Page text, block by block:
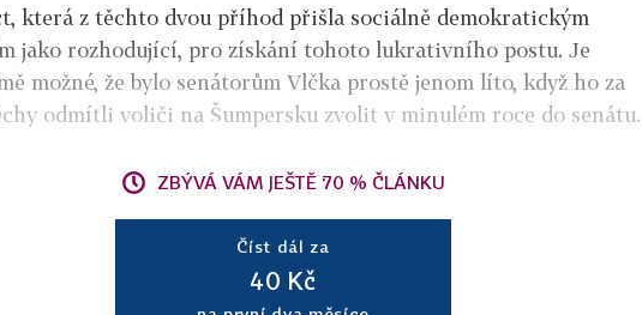
která z těchto dvou příhod přišla sociálně demokratickým
jako rozhodující, pro získání tohoto lukrativního postu. Je
možné, že bylo senátorům Vlčka prostě jenom líto, když ho za
odmítli voliči na Šumpersku zvolit v minulém roce do senátu.
ZBÝVÁ VÁM JEŠTĚ 70 % ČLÁNKU
Číst dál za
40 Kč